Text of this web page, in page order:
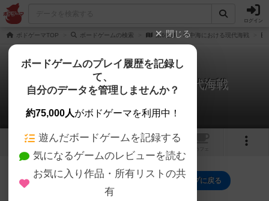
ログイン
ボドゲーマTOP ボードゲームの検索 第6艦隊：地中海における現代海戦
第6艦隊：地中海における現代海戦
0件の戦略やコツ
3 2
第6艦隊：地中海における現代海戦のトップに戻る
閉じる
ボードゲームのプレイ履歴を記録し
て、
自分のデータを管理しませんか？
約75,000人がボドゲーマを利用中！
遊んだボードゲームを記録する
気になるゲームのレビューを読む
お気に入り作品・所有リストの共
有